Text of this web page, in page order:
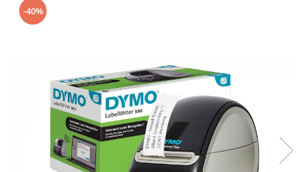
Reparatii si echipamente auto
Accesorii usi
Bucatarie & Servire
Curatenie si intretinere
Gradinarit
Hobby-uri creative
-40%